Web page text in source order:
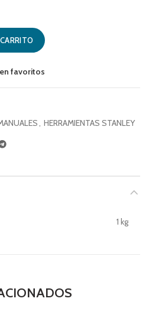
cantidad
favoritos
, HERRAMIENTAS STANLEY
1 kg